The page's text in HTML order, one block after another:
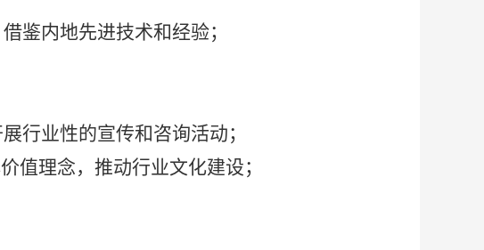
鉴内地先进技术和经验；
行业性的宣传和咨询活动；
值理念，推动行业文化建设；